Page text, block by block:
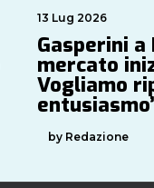
13 Lug 2026
Gasperini a
mercato
Vogliamo
by Redazione